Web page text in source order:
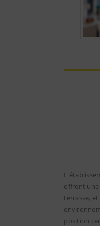
L
offrent une
terrasse,
position